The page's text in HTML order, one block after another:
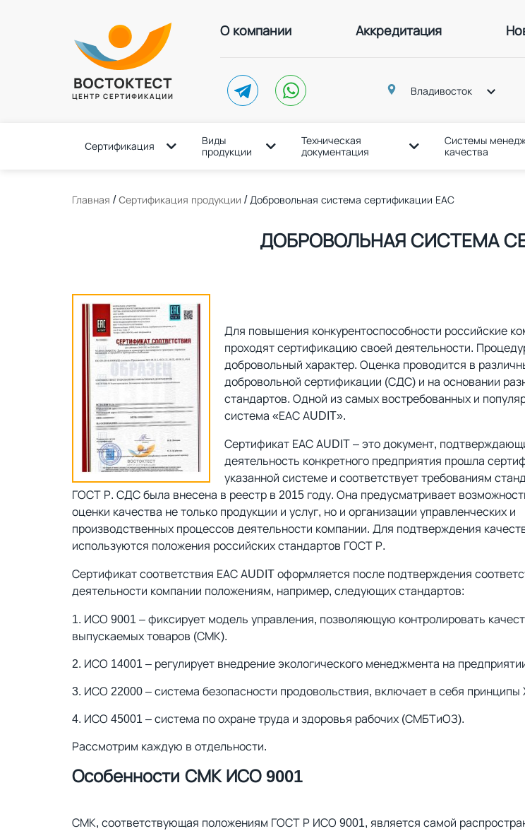
О компании Аккредитация
telegram whatsapp
Владивосток
Cертификация
Виды
продукции
Техническая
документация
Системы
качества
Главная /Cертификация продукции /Добровольная система сертификации ЕАС
ДОБРОВОЛЬНАЯ СИСТЕМА
Для повышения конкурентоспособности российские
проходят сертификацию своей деятельности.
добровольный характер. Оценка проводится в
добровольной сертификации (СДС) и на основании
стандартов. Одной из самых востребованных и
система «ЕАС AUDIT».
Сертификат ЕАС AUDIT – это документ,
деятельность конкретного предприятия прошла
указанной системе и соответствует требованиям
ГОСТ Р. СДС была внесена в реестр в 2015 году. Она предусматривает
оценки качества не только продукции и услуг, но и организации управленческих и
производственных процессов деятельности компании. Для подтверждения
используются положения российских стандартов ГОСТ Р.
Сертификат соответствия ЕАС AUDIT оформляется после подтверждения
деятельности компании положениям, например, следующих стандартов:
ИСО 9001 – фиксирует модель управления, позволяющую контролировать
выпускаемых товаров (СМК).
ИСО 14001 – регулирует внедрение экологического менеджмента на
ИСО 22000 – система безопасности продовольствия, включает в себя
ИСО 45001 – система по охране труда и здоровья рабочих (СМБТиОЗ).
Рассмотрим каждую в отдельности.
Особенности СМК ИСО 9001
СМК, соответствующая положениям ГОСТ Р ИСО 9001, является самой